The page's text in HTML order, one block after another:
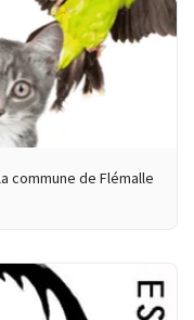
commune de Flémalle